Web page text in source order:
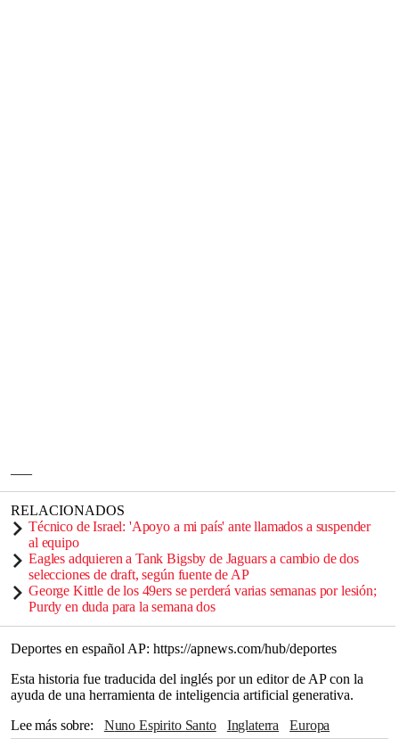
RELACIONADOS
Técnico de Israel: 'Apoyo a mi país' ante llamados a suspender
al equipo
Eagles adquieren a Tank Bigsby de Jaguars a cambio de dos
selecciones de draft, según fuente de AP
George Kittle de los 49ers se perderá varias semanas por lesión;
Purdy en duda para la semana dos
Deportes en español AP: https://apnews.com/hub/deportes
Esta historia fue traducida del inglés por un editor de AP con la
ayuda de una herramienta de inteligencia artificial generativa.
Lee más sobre
Nuno Espirito Santo Inglaterra Europa